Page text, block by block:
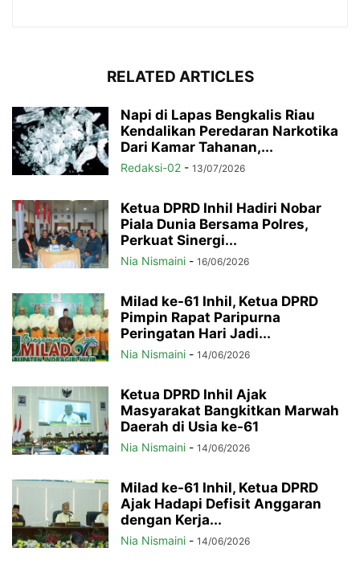
RELATED ARTICLES
Napi di Lapas Bengkalis Riau
Kendalikan Peredaran Narkotika
Dari Kamar Tahanan,...
Redaksi-02 - 13/07/2026
Ketua DPRD Inhil Hadiri Nobar
Piala Dunia Bersama Polres,
Perkuat Sinergi...
Nia Nismaini - 16/06/2026
Milad ke-61 Inhil, Ketua DPRD
Pimpin Rapat Paripurna
Peringatan Hari Jadi...
Nia Nismaini - 14/06/2026
Ketua DPRD Inhil Ajak
Masyarakat Bangkitkan Marwah
Daerah di Usia ke-61
Nia Nismaini - 14/06/2026
Milad ke-61 Inhil, Ketua DPRD
Ajak Hadapi Defisit Anggaran
dengan Kerja...
Nia Nismaini - 14/06/2026